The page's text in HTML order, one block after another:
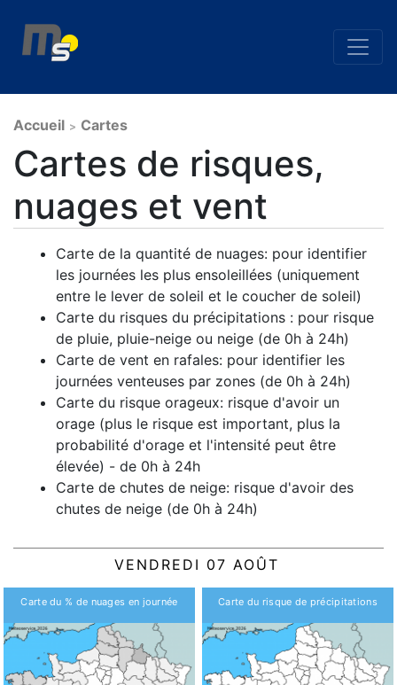
Accueil > Cartes
Cartes de risques,
nuages et vent
Carte de la quantité de nuages: pour identifier
les journées les plus ensoleillées (uniquement
entre le lever de soleil et le coucher de soleil)
Carte du risques du précipitations : pour risque
de pluie, pluie-neige ou neige (de 0h à 24h)
Carte de vent en rafales: pour identifier les
journées venteuses par zones (de 0h à 24h)
Carte du risque orageux: risque d'avoir un
orage (plus le risque est important, plus la
probabilité d'orage et l'intensité peut être
élevée) - de 0h à 24h
Carte de chutes de neige: risque d'avoir des
chutes de neige (de 0h à 24h)
VENDREDI 07 AOÛT
Carte du % de nuages en journée Carte du risque de précipitations